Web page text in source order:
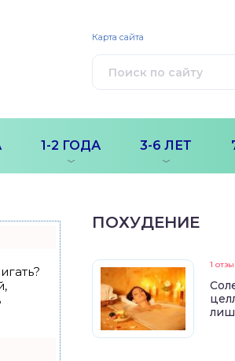
1-2 ГОДА 3-6 ЛЕТ
Карта сайта
ПОХУДЕНИЕ
1